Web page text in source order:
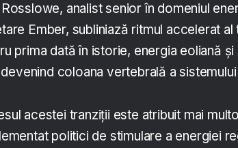
analist senior în domeniul
Ember, subliniază ritmul accelerat
prima dată în istorie, energia eoliană
coloana vertebrală a
acestei tranziții este atribuit mai
politici de stimulare a energiei